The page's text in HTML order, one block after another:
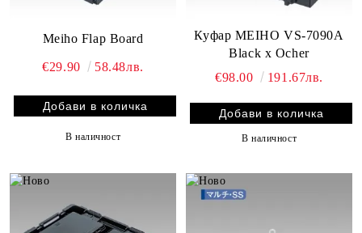
Meiho Flap Board
€29.90 58.48лв.
В наличност
Куфар MEIHO VS-7090A
Black x Ocher
€98.00
191.67лв.
В наличност